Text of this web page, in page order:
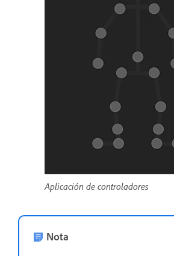
Aplicación de controladores
Nota